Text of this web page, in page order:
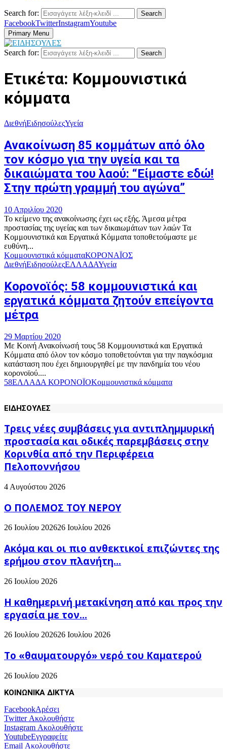
Search for: Search
FacebookTwitterInstagramYoutube
Primary Menu
Search for: Search
Ετικέτα: Κομμουνιστικά
κόμματα
ΔιεθνήΕιδησούλεςΥγεία
Ανακοίνωση 85 κομμάτων από όλο
τον κόσμο για την υγεία και τα
δικαιώματα του λαού: “Είμαστε εδώ!
Στην πρώτη γραμμή του αγώνα”
10 Απριλίου 2020
Το κείμενο της ανακοίνωσης έχει ως εξής. Άμεσα μέτρα
προστασίας της υγείας και των δικαιωμάτων των λαών Τα
Κομμουνιστικά και Εργατικά Κόμματα τοποθετούμαστε με
ευθύνη...
Κομμουνιστικά κόμματαΚΟΡΟΝΑΪΟΣ
ΔιεθνήΕιδησούλεςΕΛΛΑΔΑΥγεία
Κορονοϊός: 58 κομμουνιστικά και
εργατικά κόμματα ζητούν επείγοντα
μέτρα
29 Μαρτίου 2020
Με Κοινή Ανακοίνωσή τους 58 Κομμουνιστικά και Εργατικά
Κόμματα από όλον τον κόσμο τοποθετούνται για την παγκόσμια
κατάσταση που έχει δημιουργηθεί με την πανδημία του νέου
κορονοϊού....
58ΕΛΛΑΔΑ ΚΟΡΟΝΟΪΟΚομμουνιστικά κόμματα
ΕΙΔΗΣΟΥΛΕΣ
Τρεις νέες συμβάσεις για αντιπλημμυρική
προστασία και οδικές παρεμβάσεις στην
Κορινθία από την Περιφέρεια
Πελοποννήσου
4 Αυγούστου 2026
Ο ΠΟΛΕΜΟΣ ΤΟΥ ΝΕΡΟΥ
26 Ιουλίου 202626 Ιουλίου 2026
Ακόμα και οι πιο ανθεκτικοί επιζώντες της
ερήμου στον πλανήτη...
26 Ιουλίου 2026
H καθημερινή μετακίνηση από και προς την
εργασία με τον...
26 Ιουλίου 202626 Ιουλίου 2026
Το «θαυματουργό» νερό του Καματερού
26 Ιουλίου 2026
ΚΟΙΝΩΝΙΚΑ ΔΙΚΤΥΑ
FacebookΑρέσει
TwitterΑκολουθήστε
Instagram Ακολουθήστε
YoutubeΕγγραφείτε
Email Ακολουθήστε